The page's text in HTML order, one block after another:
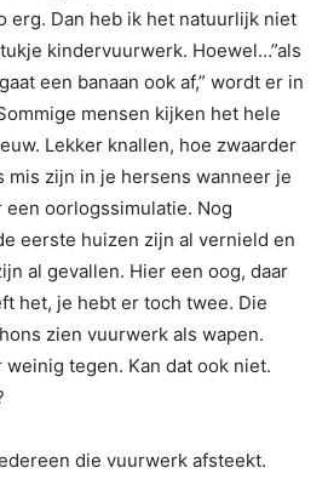
erg. Dan heb ik het natuurlijk niet
kindervuurwerk. Hoewel…”als
een banaan ook af,” wordt er in
mensen kijken het hele
Lekker knallen, hoe zwaarder
mis zijn in je hersens wanneer je
oorlogssimulatie. Nog
eerste huizen zijn al vernield en
al gevallen. Hier een oog, daar
het, je hebt er toch twee. Die
zien vuurwerk als wapen.
tegen. Kan dat ook niet.
die vuurwerk afsteekt.